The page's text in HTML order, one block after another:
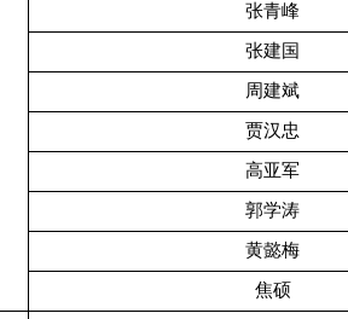
张青峰
张建国
周建斌
贾汉忠
高亚军
郭学涛
黄懿梅
焦硕